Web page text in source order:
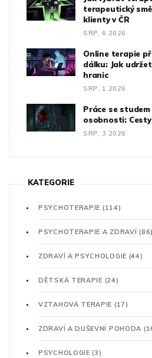
terapeutický
klienty v ČR
SRP, 6 2026
Online terapie
dálku: Jak
hranic
SRP, 1 2026
Práce se
osobnosti:
SRP, 3 2026
KATEGORIE
PSYCHOTERAPIE (114)
PSYCHOTERAPIE A ZDRAVÍ(86)
ZDRAVÍ A PSYCHOLOGIE (44)
DĚTSKÁ TERAPIE (24)
VZTAHOVÁ TERAPIE (17)
ZDRAVÍ A DUŠEVNÍ POHODA
PSYCHOLOGIE(3)